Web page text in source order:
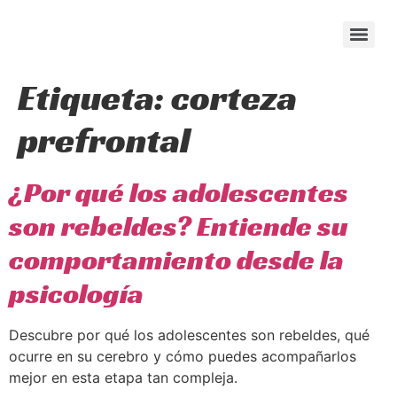
Etiqueta:corteza
prefrontal
¿Por qué los adolescentes
son rebeldes? Entiende su
comportamiento desde la
psicología
Descubre por qué los adolescentes son rebeldes, qué
ocurre en su cerebro y cómo puedes acompañarlos
mejor en esta etapa tan compleja.